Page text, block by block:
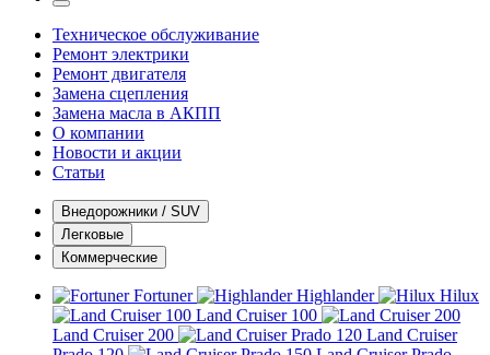
Техническое обслуживание
Ремонт электрики
Ремонт двигателя
Замена сцепления
Замена масла в АКПП
О компании
Новости и акции
Статьи
Внедорожники / SUV
Легковые
Коммерческие
Fortuner Highlander
Hilux
Land Cruiser 100
Land Cruiser 200
Land Cruiser